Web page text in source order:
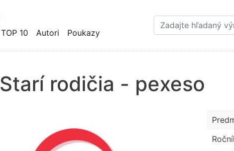
hlavný
TOP 10 Autori Poukazy
Starí rodičia - pexeso